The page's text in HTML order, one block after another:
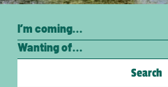
Search